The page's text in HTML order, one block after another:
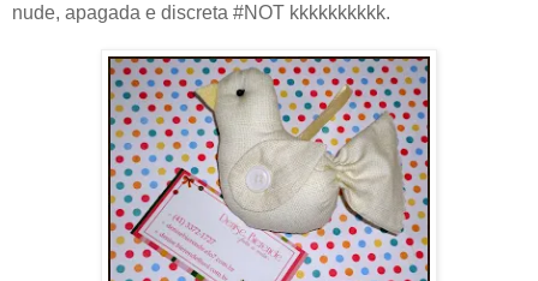
nude, apagada e discreta #NOT kkkkkkkkkk.